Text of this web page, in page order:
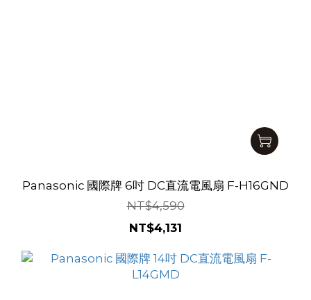
Panasonic 國際牌 6吋 DC直流電風扇 F-H16GND
NT$4,590
NT$4,131